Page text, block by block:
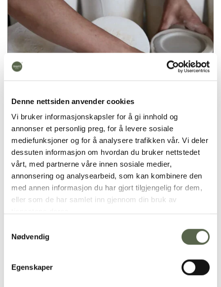
Denne nettsiden anvender cookies
Vi bruker informasjonskapsler for å gi innhold og
annonser et personlig preg, for å levere sosiale
mediefunksjoner og for å analysere trafikken vår. Vi deler
dessuten informasjon om hvordan du bruker nettstedet
vårt, med partnerne våre innen sosiale medier,
annonsering og analysearbeid, som kan kombinere den
med annen informasjon du har gjort tilgjengelig for dem,
eller som de har samlet inn gjennom din bruk av
Nødvendig
Egenskaper
Under Coffee Cup and Espresso Cupare made by
hand in our small production facility in Lillehammer.
They belong to the ment®+ Under collection, which
consists of a series of specially designed products
inspired by the rugged nature out in the sea near
located. The collection has been developed in
You can